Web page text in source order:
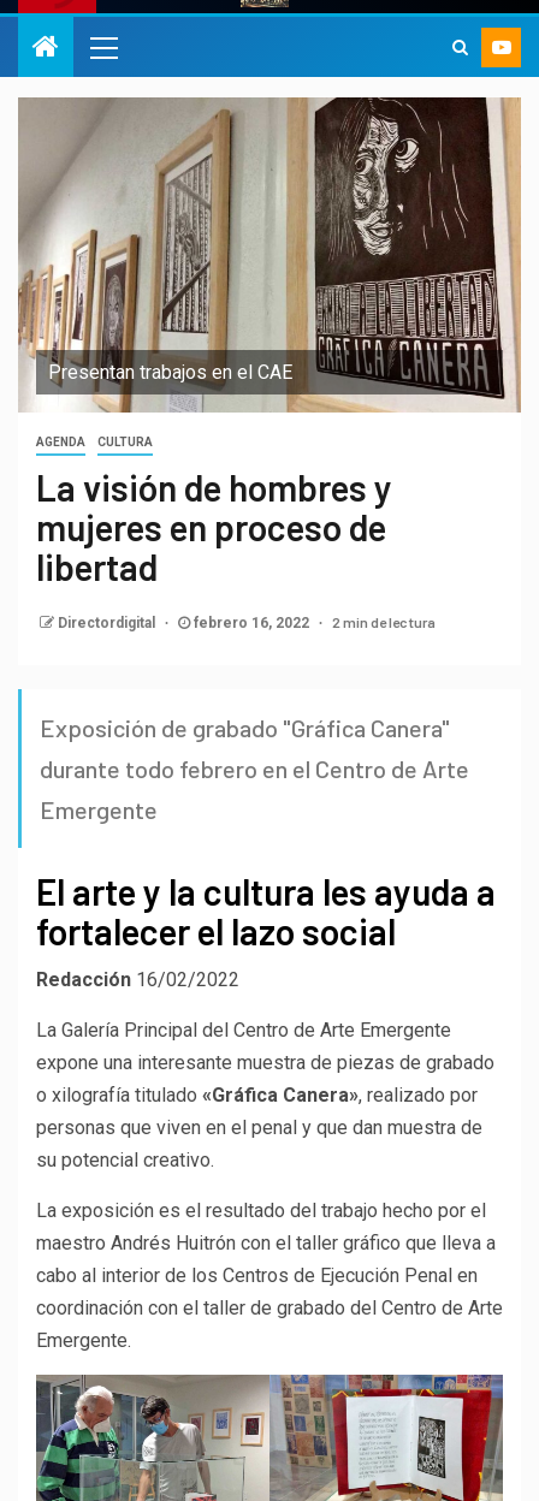
Presentan trabajos en el CAE
AGENDA CULTURA
La visión de hombres y
mujeres en proceso de
libertad
Directordigital febrero 16, 2022 2 min de lectura
Exposición de grabado "Gráfica Canera"
durante todo febrero en el Centro de Arte
Emergente
El arte y la cultura les ayuda a
fortalecer el lazo social
Redacción 16/02/2022
La Galería Principal del Centro de Arte Emergente
expone una interesante muestra de piezas de grabado
o xilografía titulado «Gráfica Canera», realizado por
personas que viven en el penal y que dan muestra de
su potencial creativo.
La exposición es el resultado del trabajo hecho por el
maestro Andrés Huitrón con el taller gráfico que lleva a
cabo al interior de los Centros de Ejecución Penal en
coordinación con el taller de grabado del Centro de Arte
Emergente.